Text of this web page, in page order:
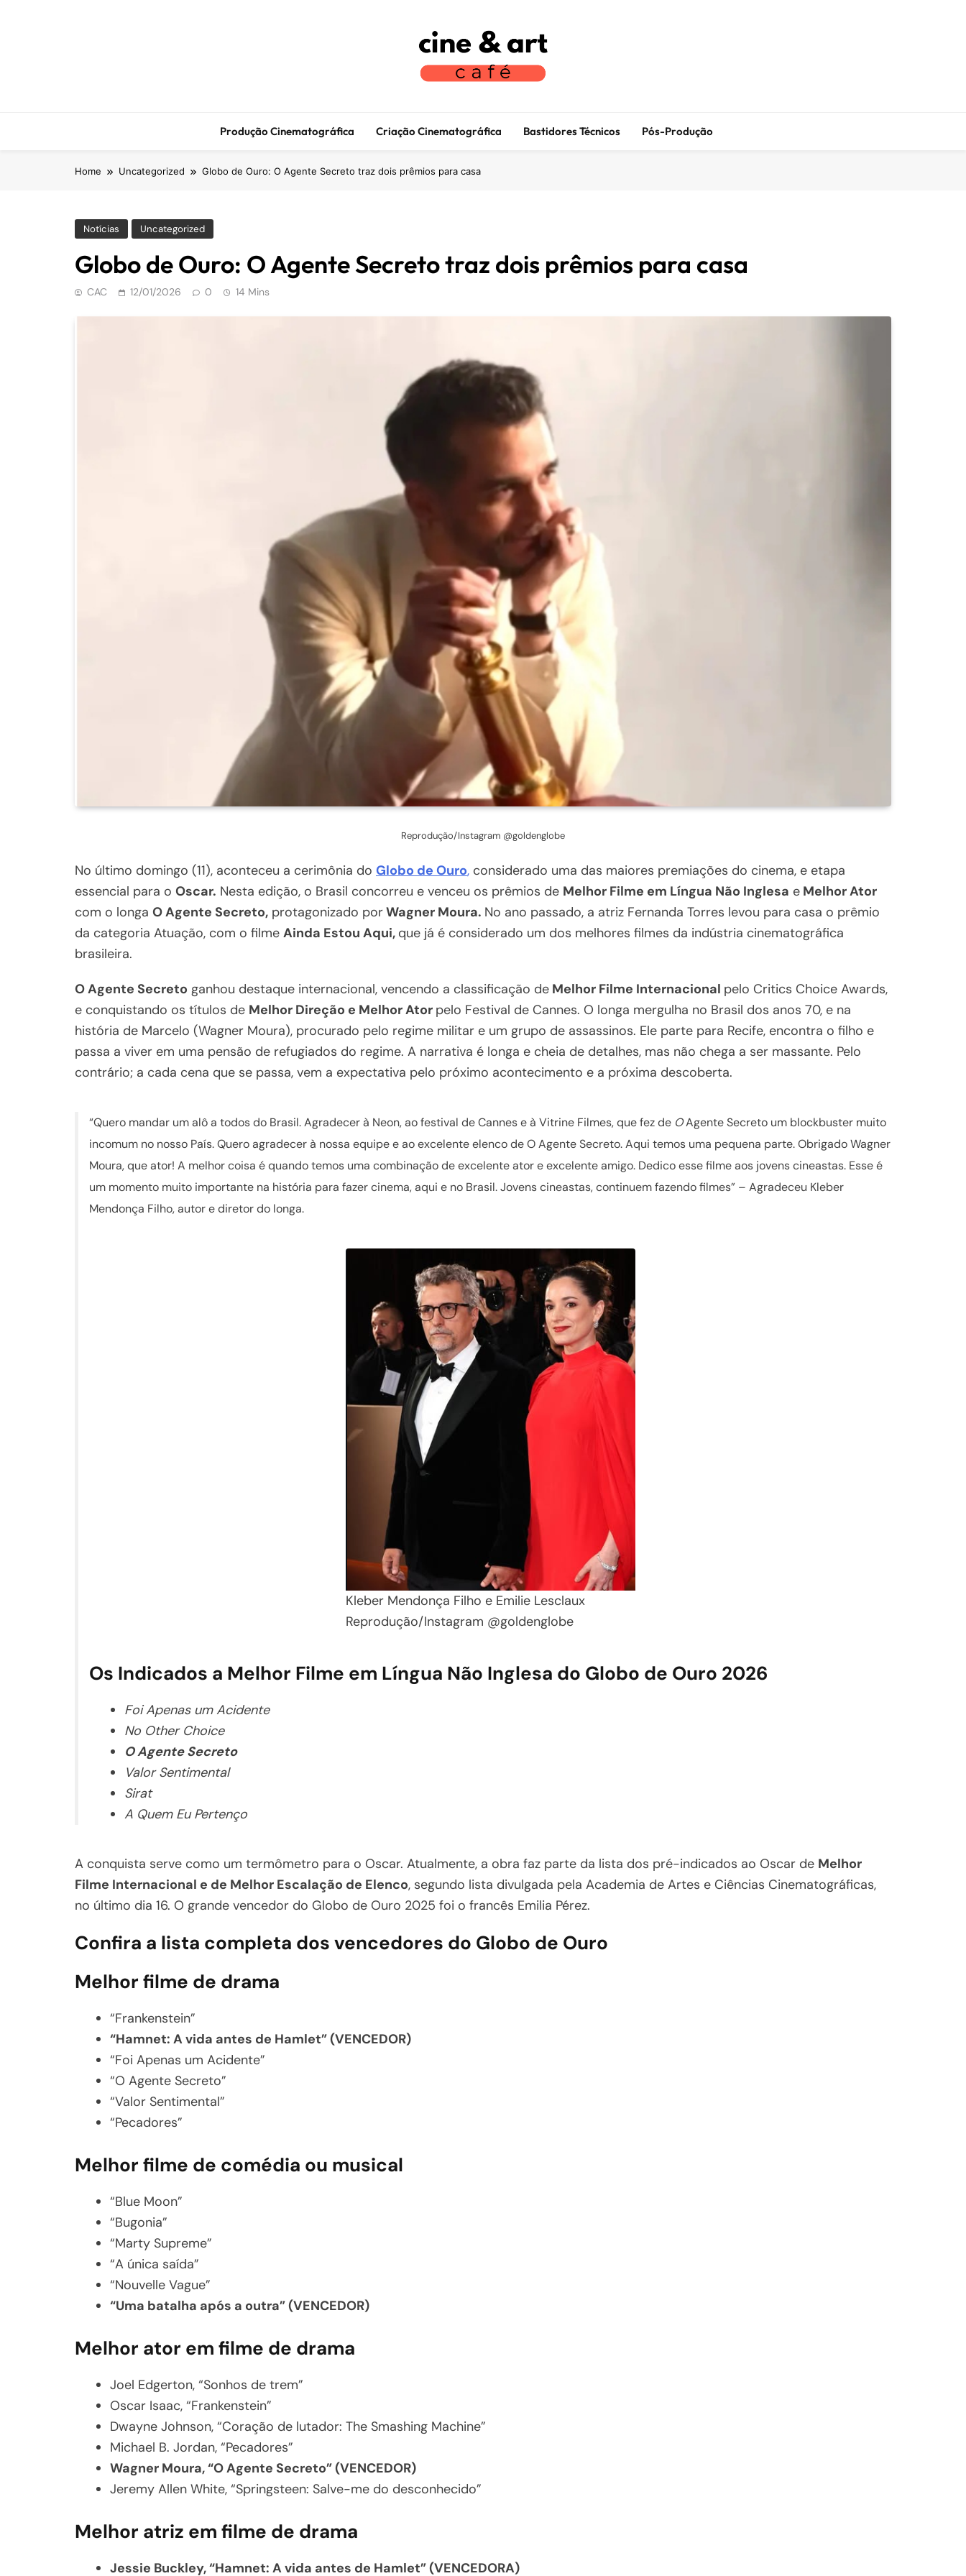
Produção Cinematográfica Criação Cinematográfica Bastidores Técnicos Pós-Produção
Home Uncategorized Globo de Ouro: O Agente Secreto traz dois prêmios para casa
Notícias Uncategorized
Globo de Ouro: O Agente Secreto traz dois prêmios para casa
CAC 12/01/2026 0 14 Mins
Reprodução/Instagram @goldenglobe
No último domingo (11), aconteceu a cerimônia do Globo de Ouro, considerado uma das maiores premiações do cinema, e etapa
essencial para o Oscar. Nesta edição, o Brasil concorreu e venceu os prêmios de Melhor Filme em Língua Não Inglesa e Melhor Ator
com o longa O Agente Secreto, protagonizado porWagner Moura. No ano passado, a atriz Fernanda Torres levou para casa o prêmio
da categoria Atuação, com o filme Ainda Estou Aqui, que já é considerado um dos melhores filmes da indústria cinematográfica
brasileira.
O Agente Secreto ganhou destaque internacional, vencendo a classificação de Melhor Filme Internacional pelo Critics Choice Awards,
e conquistando os títulos de Melhor Direção e Melhor Ator pelo Festival de Cannes. O longa mergulha no Brasil dos anos 70, e na
história de Marcelo (Wagner Moura), procurado pelo regime militar e um grupo de assassinos. Ele parte para Recife, encontra o filho e
passa a viver em uma pensão de refugiados do regime. A narrativa é longa e cheia de detalhes, mas não chega a ser massante. Pelo
contrário; a cada cena que se passa, vem a expectativa pelo próximo acontecimento e a próxima descoberta.
“Quero mandar um alô a todos do Brasil. Agradecer à Neon, ao festival de Cannes e à Vitrine Filmes, que fez de OAgente Secreto um blockbuster muito
incomum no nosso País. Quero agradecer à nossa equipe e ao excelente elenco de O Agente Secreto. Aqui temos uma pequena parte. Obrigado Wagner
Moura, que ator! A melhor coisa é quando temos uma combinação de excelente ator e excelente amigo. Dedico esse filme aos jovens cineastas. Esse é
um momento muito importante na história para fazer cinema, aqui e no Brasil. Jovens cineastas, continuem fazendo filmes” – Agradeceu Kleber
Mendonça Filho, autor e diretor do longa.
Kleber Mendonça Filho e Emilie Lesclaux
Reprodução/Instagram @goldenglobe
Os Indicados a Melhor Filme em Língua Não Inglesa do Globo de Ouro 2026
Foi Apenas um Acidente
No Other Choice
O Agente Secreto
Valor Sentimental
Sirat
A Quem Eu Pertenço
A conquista serve como um termômetro para o Oscar. Atualmente, a obra faz parte da lista dos pré-indicados ao Oscar de Melhor
Filme Internacional e de Melhor Escalação de Elenco, segundo lista divulgada pela Academia de Artes e Ciências Cinematográficas,
no último dia 16. O grande vencedor do Globo de Ouro 2025 foi o francês Emilia Pérez.
Confira a lista completa dos vencedores do Globo de Ouro
Melhor filme de drama
“Frankenstein”
“Hamnet: A vida antes de Hamlet” (VENCEDOR)
“Foi Apenas um Acidente”
“O Agente Secreto”
“Valor Sentimental”
“Pecadores”
Melhor filme de comédia ou musical
“Blue Moon”
“Bugonia”
“Marty Supreme”
“A única saída”
“Nouvelle Vague”
“Uma batalha após a outra” (VENCEDOR)
Melhor ator em filme de drama
Joel Edgerton, “Sonhos de trem”
Oscar Isaac, “Frankenstein”
Dwayne Johnson, “Coração de lutador: The Smashing Machine”
Michael B. Jordan, “Pecadores”
Wagner Moura, “O Agente Secreto” (VENCEDOR)
Jeremy Allen White, “Springsteen: Salve-me do desconhecido”
Melhor atriz em filme de drama
Jessie Buckley, “Hamnet: A vida antes de Hamlet” (VENCEDORA)